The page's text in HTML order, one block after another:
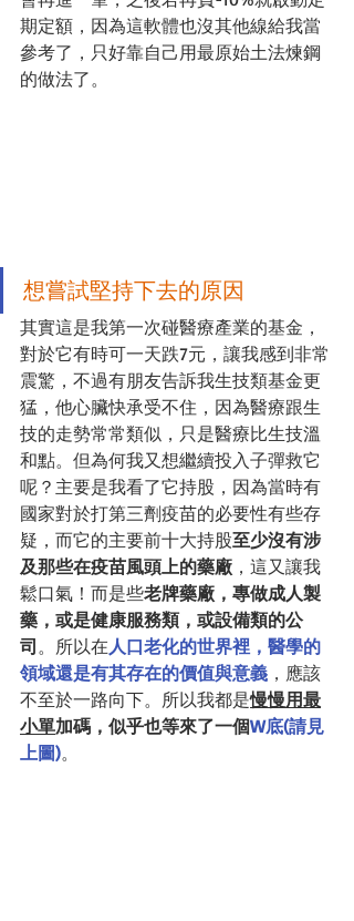
期定額，因為這軟體也沒其他線給我當
參考了，只好靠自己用最原始土法煉鋼
的做法了。
想嘗試堅持下去的原因
其實這是我第一次碰醫療產業的基金，
對於它有時可一天跌7元，讓我感到非常
震驚，不過有朋友告訴我生技類基金更
猛，他心臟快承受不住，因為醫療跟生
技的走勢常常類似，只是醫療比生技溫
和點。但為何我又想繼續投入子彈救它
呢？主要是我看了它持股，因為當時有
國家對於打第三劑疫苗的必要性有些存
疑，而它的主要前十大持股至少沒有涉
及那些在疫苗風頭上的藥廠 ，這又讓我
鬆口氣！而是些老牌藥廠，專做成人製
藥，或是健康服務類，或設備類的公
司 。所以在 人口老化的世界裡，醫學的
領域還是有其存在的價值與意義 ，應該
不至於一路向下。所以我都是慢慢用最
小單加碼，似乎也等來了一個W底(請見
上圖)。